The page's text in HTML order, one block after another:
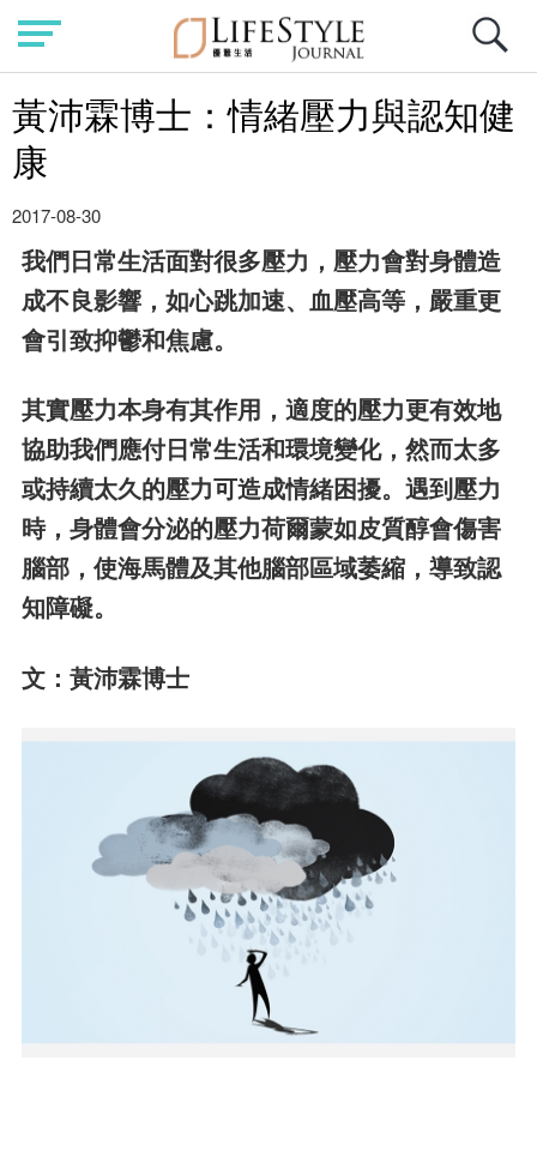
黃沛霖博士：情緒壓力與認知健
康
2017-08-30
我們日常生活面對很多壓力，壓力會對身體造
成不良影響，如心跳加速、血壓高等，嚴重更
會引致抑鬱和焦慮。
其實壓力本身有其作用，適度的壓力更有效地
協助我們應付日常生活和環境變化，然而太多
或持續太久的壓力可造成情緒困擾。遇到壓力
時，身體會分泌的壓力荷爾蒙如皮質醇會傷害
腦部，使海馬體及其他腦部區域萎縮，導致認
知障礙。
文：黃沛霖博士